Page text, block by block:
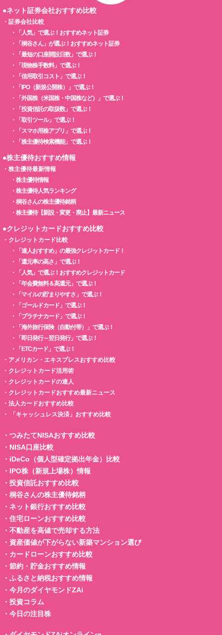
●ネット証券会社おすすめ比較
・ 証券会社比較
・
「人気」で選ぶ！おすすめネット証券
・
「桐谷さん」が選ぶ！おすすめネット証券
・
「最短の口座開設日数」で選ぶ！
・
「現物株手数料」で選ぶ！
・
「信用取引コスト」で選ぶ！
・
「IPO（新規公開株）」で選ぶ！
・
「外国株（米国株・中国株など）」で選ぶ！
・
「投資信託の取扱数」で選ぶ！
・
「取引ツール」で選ぶ！
・
「スマホ用株アプリ」で選ぶ！
・
「株主優待検索機能」で選ぶ！
●株主優待おすすめ情報
・ 株主優待最新情報
・ 株主優待情報
・ 株主優待人気ランキング
・ 桐谷さんの株主優待銘柄
・ 株主優待【新設・変更・廃止】最新ニュース
●クレジットカードおすすめ比較
・ クレジットカード比較
・
「達人おすすめ」の最強クレジットカード！
・
「還元率の高さ」で選ぶ！
・
「人気」で選ぶ！おすすめクレジットカード
・
「年会費無料＆高還元」で選ぶ！
・
「マイルの貯まりやすさ」で選ぶ！
・
「ゴールドカード」で選ぶ！
・
「プラチナカード」で選ぶ！
・
「海外旅行保険（自動付帯）」で選ぶ！
・
「即日発行～翌日発行」で選ぶ！
・
「ETCカード」で選ぶ！
・ アメリカン・エキスプレスおすすめ比較
・ クレジットカード活用術
・ クレジットカードの達人
・ クレジットカードおすすめ最新ニュース
・ 法人カードおすすめ比較
・
「キャッシュレス決済」おすすめ比較
・ つみたてNISAおすすめ比較
・ NISA口座比較
・ iDeCo（個人型確定拠出年金）比較
・ IPO株（新規上場株）情報
・ 投資信託おすすめ比較
・ 桐谷さんの株主優待銘柄
・ ネット銀行おすすめ比較
・ 住宅ローンおすすめ比較
・ 不動産を高値で売却する方法
・ 資産価値が下がらない新築マンション選び
・ カードローンおすすめ比較
・ 節約・貯金おすすめ情報
・ ふるさと納税おすすめ情報
・ 今月のダイヤモンドZAi
・ 投資コラム
・ 今日の注目株